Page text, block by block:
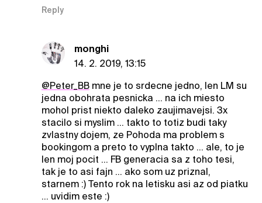
Reply
monghi
14. 2. 2019, 13:15
@Peter_BBmne je to srdecne jedno, len LM su
jedna obohrata pesnicka ... na ich miesto
mohol prist niekto daleko zaujimavejsi. 3x
stacilo si myslim ... takto to totiz budi taky
zvlastny dojem, ze Pohoda ma problem s
bookingom a preto to vyplna takto ... ale, to je
len moj pocit ... FB generacia sa z toho tesi,
tak je to asi fajn ... ako som uz priznal,
starnem :) Tento rok na letisku asi az od piatku
... uvidim este :)